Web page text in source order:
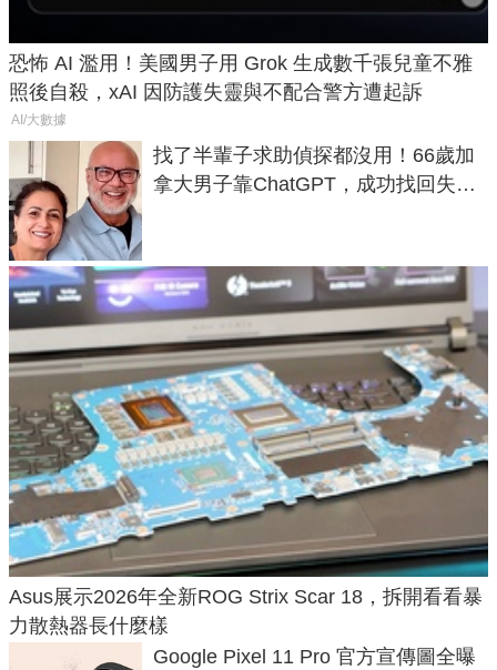
恐怖 AI 濫用！美國男子用 Grok 生成數千張兒童不雅
照後自殺，xAI 因防護失靈與不配合警方遭起訴
AI/大數據
找了半輩子求助偵探都沒用！66歲加
拿大男子靠ChatGPT，成功找回失散
Asus展示2026年全新ROG Strix Scar 18，拆開看看暴
力散熱器長什麼樣
Google Pixel 11 Pro 官方宣傳圖全曝